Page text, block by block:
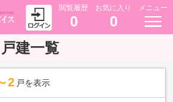
閲覧履歴
0
お気に入り
0
メニュー
建一覧
2 戸を表示